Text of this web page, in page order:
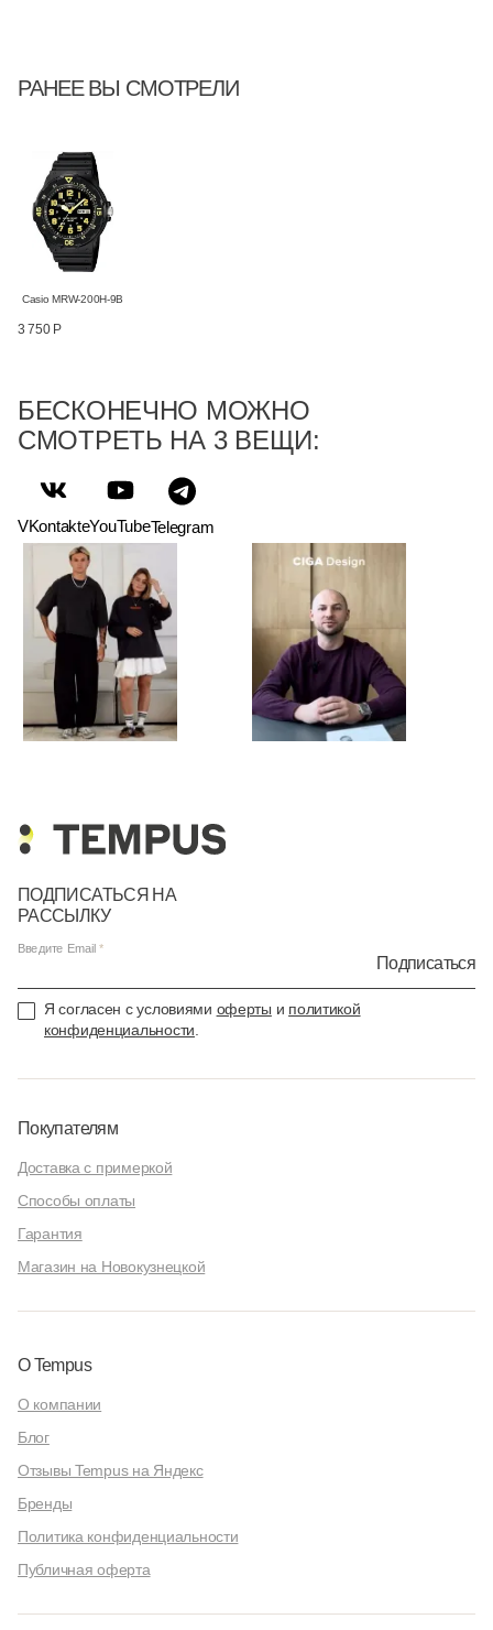
РАНЕЕ ВЫ СМОТРЕЛИ
Casio MRW-200H-9B
3 750 Р
БЕСКОНЕЧНО МОЖНО
СМОТРЕТЬ НА 3 ВЕЩИ:
VKontakteYouTubeTelegram
ПОДПИСАТЬСЯ НА
РАССЫЛКУ
Введите Email
Подписаться
Я согласен с условиями оферты и политикой
конфиденциальности
Покупателям
Доставка с примеркой
Способы оплаты
Гарантия
Магазин на Новокузнецкой
О Tempus
О компании
Блог
Отзывы Tempus на Яндекс
Бренды
Политика конфиденциальности
Публичная оферта